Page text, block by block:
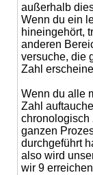
außerhalb
Wenn du ein
hineingehört,
anderen
versuche, die
Zahl
Wenn du alle
Zahl
chronologisch
ganzen
durchgeführt
also wird
wir 9